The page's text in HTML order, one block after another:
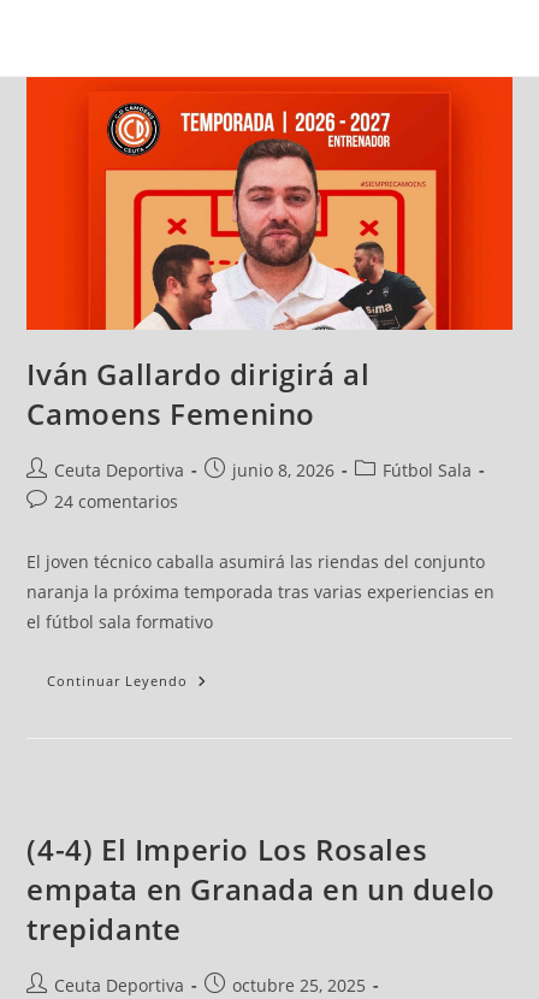
Iván Gallardo dirigirá al
Camoens Femenino
Ceuta Deportiva junio 8, 2026
Fútbol Sala
24 comentarios
El joven técnico caballa asumirá las riendas del conjunto
naranja la próxima temporada tras varias experiencias en
el fútbol sala formativo
Continuar Leyendo
(4-4) El Imperio Los Rosales
empata en Granada en un duelo
trepidante
Ceuta Deportiva
octubre 25, 2025